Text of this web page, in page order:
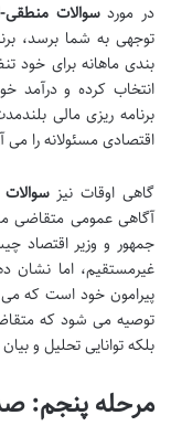
در موردسوالات
توجهی به شما برسد،
بندی ماهانه برای
انتخاب کرده و درآمد
برنامه ریزی مالی
اقتصادی مسئولانه را می
گاهی اوقات نیز
جمهور و وزیر اقتصاد
غیرمستقیم، اما نشان
پیرامون خود است که می
توصیه می شود که
بلکه توانایی تحلیل و
مرحله پنجم: